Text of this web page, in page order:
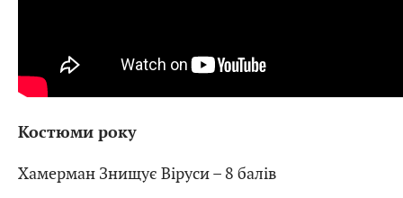
Костюми року
Хамерман Знищує Віруси – 8 балів